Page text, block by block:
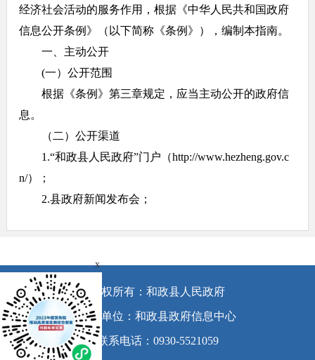
经济社会活动的服务作用，根据《中华人民共和国政府
信息公开条例》（以下简称《条例》），编制本指南。
一、主动公开
(一）公开范围
根据《条例》第三章规定，应当主动公开的政府信
息。
（二）公开渠道
1.“和政县人民政府”门户（http://www.hezheng.gov.c
n/）；
2.县政府新闻发布会；
（三）公开时限
属于主动公开范围的政府信息，自该信息形成或者
变更之日起20个工作日内予以公开。法律、法规对政府
信息公开的期限另有规定的，从其规定。
二、依申请公开
版权所有：和政县人民政府
承办单位：和政县政府信息中心
联系电话：0930-5521059
x